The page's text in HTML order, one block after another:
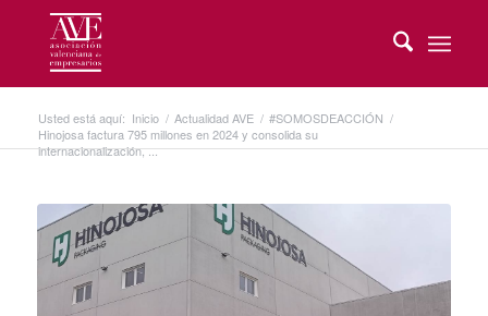
Usted está aquí: Inicio / Actualidad AVE / #SOMOSDEACCIÓN /
Hinojosa factura 795 millones en 2024 y consolida su
internacionalización, ...